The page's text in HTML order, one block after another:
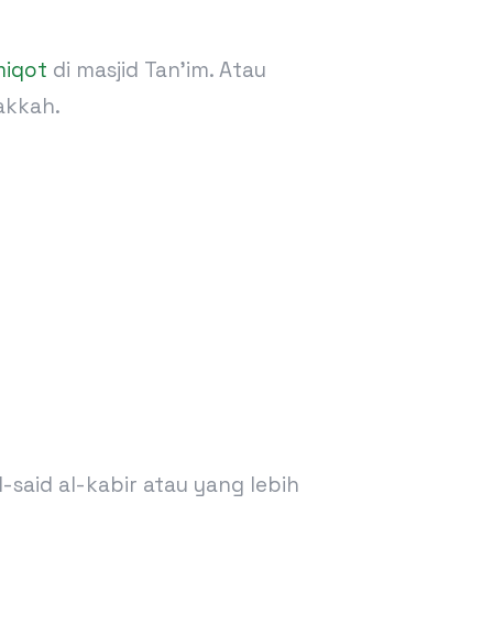
di masjid Tan’im. Atau
said al-kabir atau yang lebih